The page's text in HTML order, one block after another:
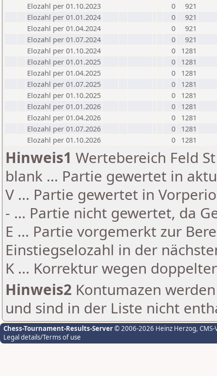
Elozahl per 01.10.2023
0
921
Elozahl per 01.01.2024
0
921
Elozahl per 01.04.2024
0
921
Elozahl per 01.07.2024
0
921
Elozahl per 01.10.2024
0
1281
Elozahl per 01.01.2025
0
1281
Elozahl per 01.04.2025
0
1281
Elozahl per 01.07.2025
0
1281
Elozahl per 01.10.2025
0
1281
Elozahl per 01.01.2026
0
1281
Elozahl per 01.04.2026
0
1281
Elozahl per 01.07.2026
0
1281
Elozahl per 01.10.2026
0 1281
Hinweis1 Wertebereich Feld
blank ... Partie gewertet in
V ... Partie gewertet in
- ... Partie nicht gewertet, da
E ... Partie vorgemerkt zur
Einstiegselozahl in der
K ... Korrektur wegen
Hinweis2 Kontumazen
und sind in der Liste nicht
Chess-Tournament-Results-Server© 2006-2026 Heinz Herzog,
Legal details/Terms of use